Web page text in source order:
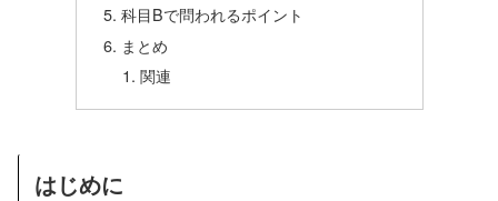
科目Bで問われるポイント
まとめ
関連
はじめに